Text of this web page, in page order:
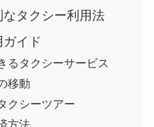
タクシー利用法
イド
るタクシーサービス
移動
クシーツアー
方法